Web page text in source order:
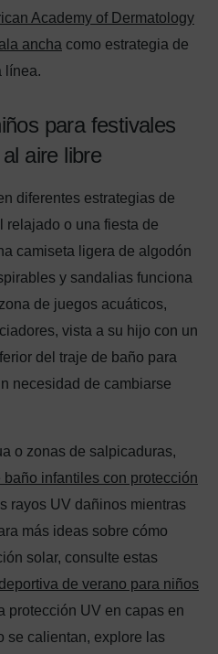
Academy of Dermatology
ancha como estrategia de
línea.
para festivales
aire libre
diferentes estrategias de
relajado o una fiesta de
camiseta ligera de algodón
y sandalias funciona
de juegos acuáticos,
vista a su hijo con un
del traje de baño para
necesidad de cambiarse
o zonas de salpicaduras,
baño infantiles con protección
rayos UV dañinos mientras
más ideas sobre cómo
solar, consulte estas
de verano para niños
protección UV en capas en
se calientan, explore las